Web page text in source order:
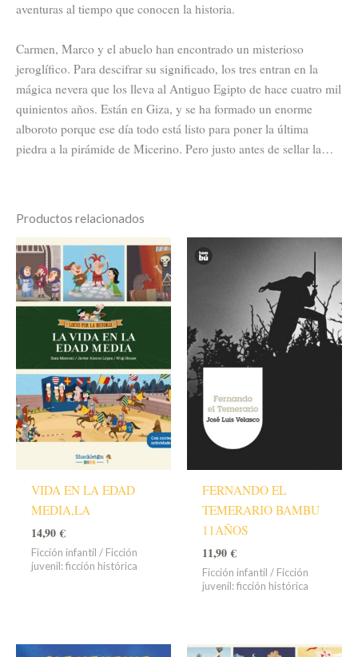
aventuras al tiempo que conocen la historia.
Carmen, Marco y el abuelo han encontrado un misterioso
jeroglífico. Para descifrar su significado, los tres entran en la
mágica nevera que los lleva al Antiguo Egipto de hace cuatro mil
quinientos años. Están en Giza, y se ha formado un enorme
alboroto porque ese día todo está listo para poner la última
piedra a la pirámide de Micerino. Pero justo antes de sellar la…
Productos relacionados
VIDA EN LA EDAD
MEDIA,LA
14,90€
Ficción infantil / Ficción
juvenil: ficción histórica
FERNANDO EL
TEMERARIO BAMBU
11AÑOS
11,90€
Ficción infantil / Ficción
juvenil: ficción histórica